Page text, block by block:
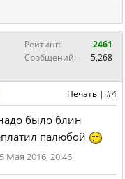
Рейтинг:
2461
Сообщений:
5,268
Печать | #4
было блин
палюбой
Мая 2016, 20:46